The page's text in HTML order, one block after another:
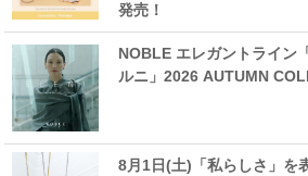
発売！
NOBLE エレガントライン
ルニ」2026 AUTUMN
8月1日(土)「私らしさ」を